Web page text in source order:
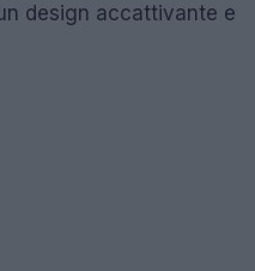
design accattivante e